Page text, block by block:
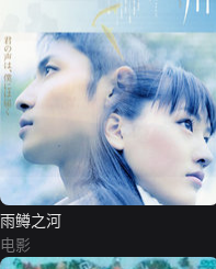
雨鳟之河
电影